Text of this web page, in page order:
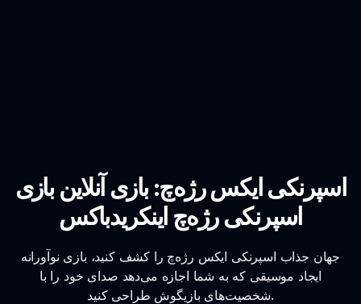
اسپرنکی ایکس رژه‌چ: بازی آنلاین بازی
اسپرنکی رژه‌چ اینکریدباکس
جهان جذاب اسپرنکی ایکس رژه‌چ را کشف کنید، بازی نوآورانه
ایجاد موسیقی که به شما اجازه می‌دهد صدای خود را با
شخصیت‌های بازیگوش طراحی کنید.